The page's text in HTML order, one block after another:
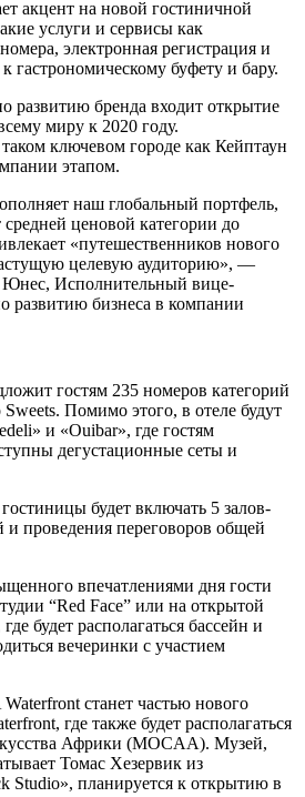
акцент на новой гостиничной
услуги и сервисы как
электронная регистрация и
гастрономическому буфету и бару.
развитию бренда входит открытие
миру к 2020 году.
ключевом городе как Кейптаун
этапом.
наш глобальный портфель,
ценовой категории до
«путешественников нового
целевую аудиторию», —
Исполнительный вице-
развитию бизнеса в компании
гостям 235 номеров категорий
Помимо этого, в отеле будут
и «Ouibar», где гостям
дегустационные сеты и
будет включать 5 залов-
и проведения переговоров общей
впечатлениями дня гости
“Red Face” или на открытой
будет располагаться бассейн и
вечеринки с участием
станет частью нового
где также будет располагаться
Африки (MOCAA). Музей,
Томас Хезервик из
Studio», планируется к открытию в